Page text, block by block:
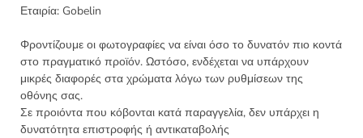
Εταιρία: Gobelin
Φροντίζουμε οι φωτογραφίες να είναι όσο το δυνατόν πιο κοντά
στο πραγματικό προϊόν. Ωστόσο, ενδέχεται να υπάρχουν
μικρές διαφορές στα χρώματα λόγω των ρυθμίσεων της
οθόνης σας.
Σε προιόντα που κόβονται κατά παραγγελία, δεν υπάρχει η
δυνατότητα επιστροφής ή αντικαταβολής